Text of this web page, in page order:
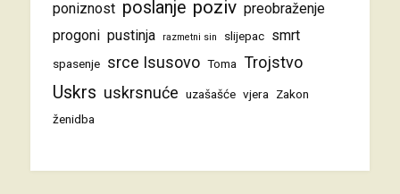
poniznost poslanje poziv preobraženje
progoni pustinja razmetni sin slijepac smrt
spasenje srce Isusovo Toma Trojstvo
Uskrs uskrsnuće uzašašće vjera
Zakon
ženidba